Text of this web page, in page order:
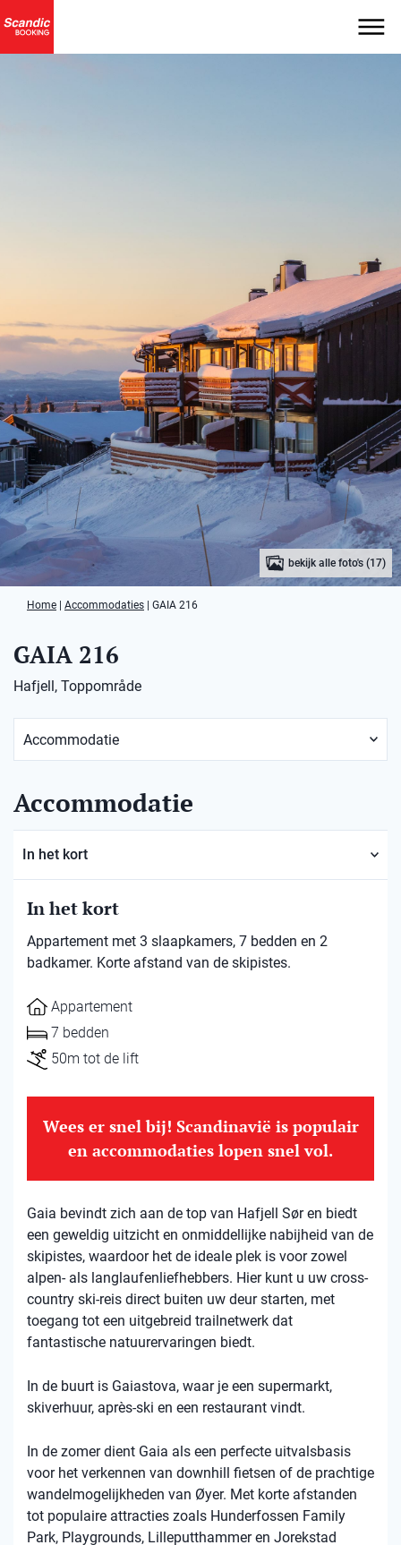
bekijk alle foto's (17)
Home Accommodaties GAIA 216
GAIA 216
Hafjell, Toppområde
Accommodatie
In het kort
In het kort
Appartement met 3 slaapkamers, 7 bedden en 2
badkamer. Korte afstand van de skipistes.
Appartement
7 bedden
50m tot de lift
Wees er snel bij! Scandinavië is populair
en accommodaties lopen snel vol.
Gaia bevindt zich aan de top van Hafjell Sør en biedt
een geweldig uitzicht en onmiddellijke nabijheid van de
skipistes, waardoor het de ideale plek is voor zowel
alpen- als langlaufenliefhebbers. Hier kunt u uw cross-
country ski-reis direct buiten uw deur starten, met
toegang tot een uitgebreid trailnetwerk dat
fantastische natuurervaringen biedt.
In de buurt is Gaiastova, waar je een supermarkt,
skiverhuur, après-ski en een restaurant vindt.
In de zomer dient Gaia als een perfecte uitvalsbasis
voor het verkennen van downhill fietsen of de prachtige
wandelmogelijkheden van Øyer. Met korte afstanden
tot populaire attracties zoals Hunderfossen Family
Park, Playgrounds, Lilleputthammer en Jorekstad